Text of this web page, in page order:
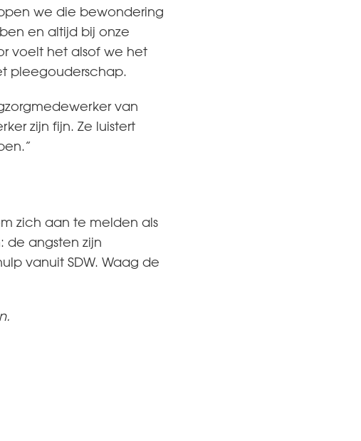
we die bewondering
en altijd bij onze
voelt het alsof we het
pleegouderschap.
van
zijn fijn. Ze luistert
zich aan te melden als
de angsten zijn
vanuit SDW. Waag de